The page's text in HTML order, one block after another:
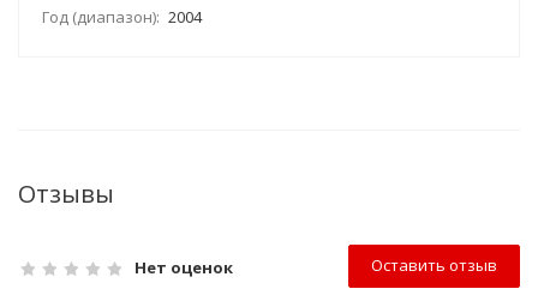
Год (диапазон): 2004
Отзывы
Нет оценок Оставить отзыв